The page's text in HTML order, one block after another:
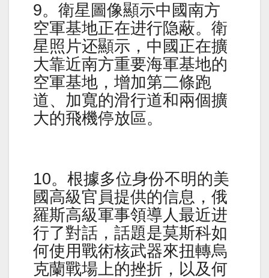
9。衛星圖像顯示中國南方
空軍基地正在进行隐蔽。衛
星照片还顯示，中國正在擴
大靠近南方重要海軍基地的
空軍基地，增加第二條跑
道、加寬的滑行道和兩個擴
大的飛機停放區。
10。根據多位身份不明的美
國高級官員提供的信息，俄
羅斯高級軍事領導人最近进
行了對話，話題是莫斯科如
何使用戰術核武器來扭轉烏
克蘭戰場上的挫折，以及何